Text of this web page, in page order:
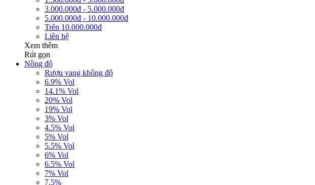
3.000.000đ - 5.000.000đ
5.000.000đ - 10.000.000đ
Trên 10.000.000đ
Liên hệ
Xem thêm
Rút gọn
Nồng độ
Rượu vang không độ
6.9% Vol
14.1% Vol
20% Vol
19% Vol
3% Vol
4.5% Vol
5% Vol
5.5% Vol
6% Vol
6.5% Vol
7% Vol
7.5%